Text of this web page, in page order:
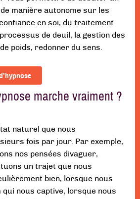
manière autonome sur les
en soi, du traitement
de deuil, la gestion des
poids, redonner du sens.
marche vraiment ?
naturel que nous
fois par jour. Par exemple,
nos pensées divaguer,
un trajet que nous
bien, lorsque nous
nous captive, lorsque nous